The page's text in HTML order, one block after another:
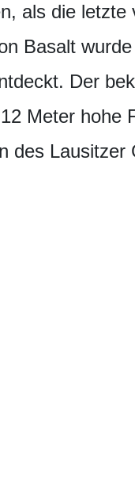
als die
Basalt
Der
Meter hohe
des